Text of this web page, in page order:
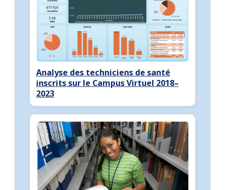
Analyse des techniciens de santé
inscrits sur le Campus Virtuel 2018–
2023